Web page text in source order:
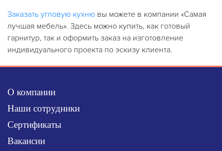
Заказать угловую кухню вы можете в компании «Самая
лучшая мебель». Здесь можно купить, как готовый
гарнитур, так и оформить заказ на изготовление
индивидуального проекта по эскизу клиента.
О компании
Наши сотрудники
Сертификаты
Вакансии